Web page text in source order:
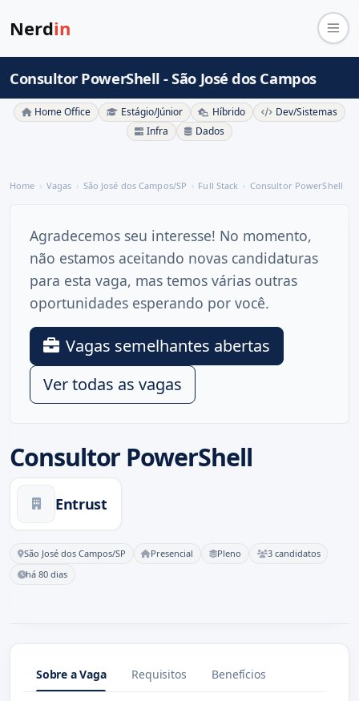
Nerdin
Consultor PowerShell - São José dos Campos
Home Office Estágio/Júnior Híbrido
Dev/Sistemas
Infra
Dados
Home Vagas São José dos Campos/SP Full Stack Consultor PowerShell
Consultor PowerShell
Entrust
São José dos Campos/SP Presencial Pleno
3 candidatos
há 80 dias
Agradecemos seu interesse! No momento,
não estamos aceitando novas candidaturas
para esta vaga, mas temos várias outras
oportunidades esperando por você.
Vagas semelhantes abertas
Ver todas as vagas
Sobre a Vaga Requisitos Benefícios